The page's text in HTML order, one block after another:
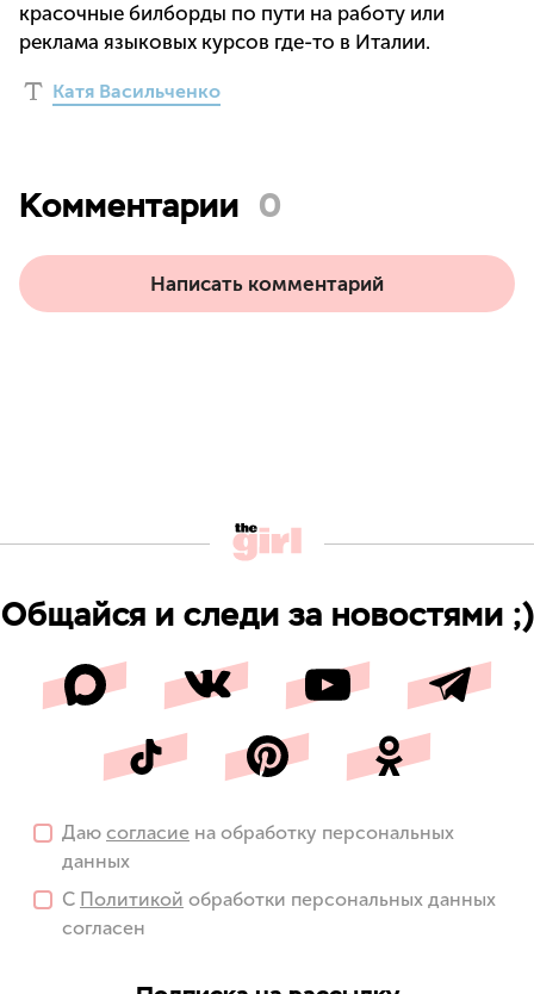
красочные билборды по пути на работу или
реклама языковых курсов где-то в Италии.
Катя Васильченко
Комментарии 0
Написать комментарий
Общайся и следи за новостями ;)
Даю согласие на обработку персональных
данных
С Политикой обработки персональных данных
согласен